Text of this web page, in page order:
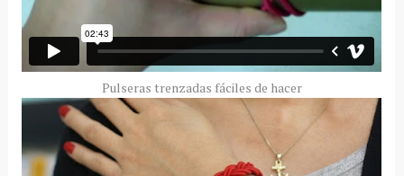
Pulseras trenzadas fáciles de hacer